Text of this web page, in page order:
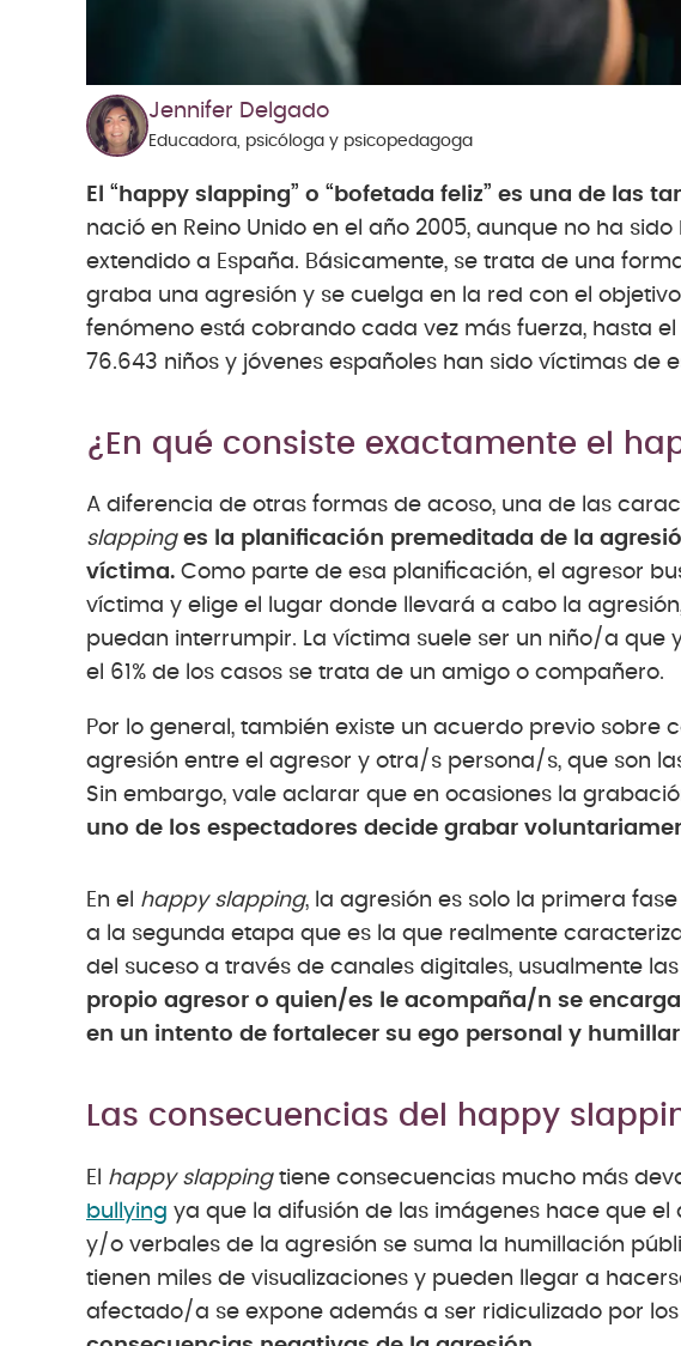
Jennifer Delgado
Educadora, psicóloga y psicopedagoga
El “happy slapping” o “bofetada feliz” es una de las
nació en Reino Unido en el año 2005, aunque no ha
extendido a España. Básicamente, se trata de una
graba una agresión y se cuelga en la red con el
fenómeno está cobrando cada vez más fuerza, hasta
76.643 niños y jóvenes españoles han sido víctimas de
¿En qué consiste exactamente el
A diferencia de otras formas de acoso, una de las
slapping es la planificación premeditada de la
víctima. Como parte de esa planificación, el agresor
víctima y elige el lugar donde llevará a cabo la
puedan interrumpir. La víctima suele ser un niño/a que
el 61% de los casos se trata de un amigo o compañero.
Por lo general, también existe un acuerdo previo sobre
agresión entre el agresor y otra/s persona/s, que son
Sin embargo, vale aclarar que en ocasiones la
uno de los espectadores decide grabar
En el happy slapping, la agresión es solo la primera
a la segunda etapa que es la que realmente
del suceso a través de canales digitales, usualmente
propio agresor o quien/es le acompaña/n se
en un intento de fortalecer su ego personal y
Las consecuencias del happy
El happy slappingtiene consecuencias mucho más
bullying ya que la difusión de las imágenes hace que el
y/o verbales de la agresión se suma la humillación
tienen miles de visualizaciones y pueden llegar a
afectado/a se expone además a ser ridiculizado por